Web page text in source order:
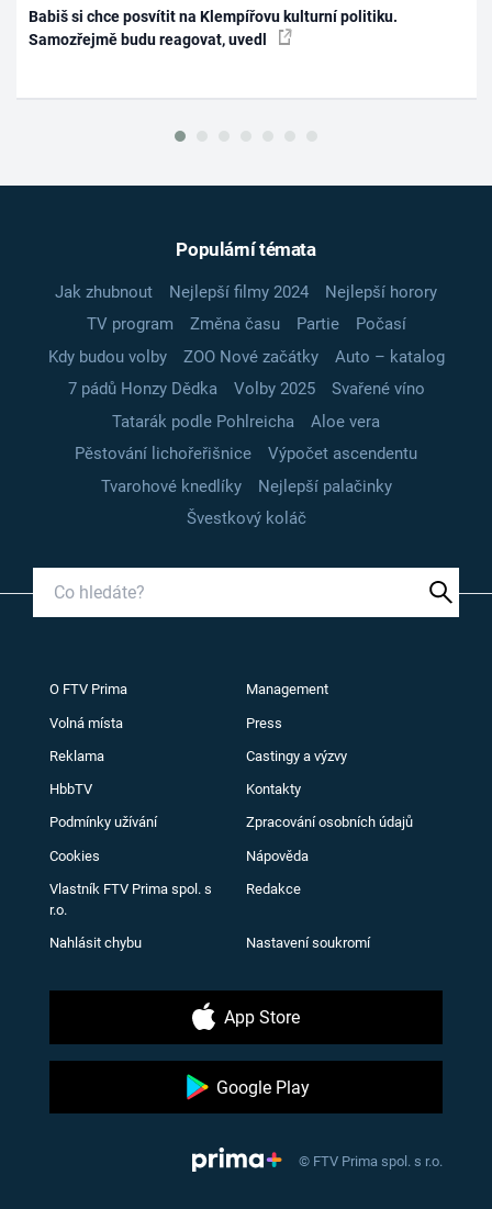
Babiš si chce posvítit na Klempířovu kulturní politiku.
Samozřejmě budu reagovat, uvedl
Populární témata
Jak zhubnout Nejlepší filmy 2024
Nejlepší horory
TV program
Změna času Partie
Počasí
Kdy budou volby
ZOO Nové začátky
Auto – katalog
7 pádů Honzy Dědka
Volby 2025
Svařené víno
Tatarák podle Pohlreicha
Aloe vera
Pěstování lichořeřišnice
Výpočet ascendentu
Tvarohové knedlíky
Nejlepší palačinky
Švestkový koláč
O FTV Prima Management
Volná místa Press
Reklama Castingy a výzvy
HbbTV Kontakty
Podmínky užívání Zpracování osobních údajů
Cookies Nápověda
Vlastník FTV Prima spol. s
r.o.
Redakce
Nahlásit chybu Nastavení soukromí
App Store
Google Play
© FTV Prima spol. s r.o.